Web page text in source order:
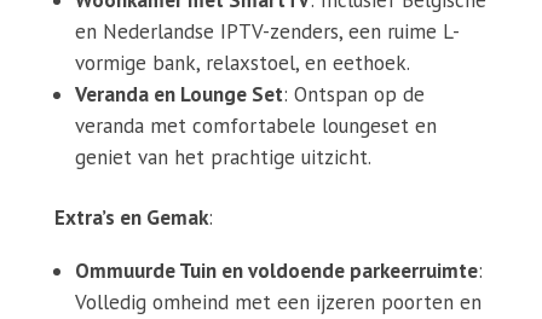
en Nederlandse IPTV-zenders, een ruime L-
vormige bank, relaxstoel, en eethoek.
Veranda en Lounge Set: Ontspan op de
veranda met comfortabele loungeset en
geniet van het prachtige uitzicht.
Extra’s en Gemak:
Ommuurde Tuin en voldoende parkeerruimte:
Volledig omheind met een ijzeren poorten en